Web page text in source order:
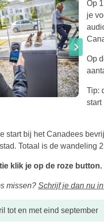
Op
je
Op
Tip:
start
start bij het Canadees
Totaal is de wandeling
klik je op de roze button.
missen? Schrijf je dan nu
tot en met eind september